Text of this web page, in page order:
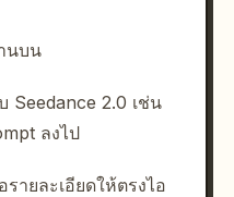
นบน
Seedance 2.0 เช่น
ลงไป
ายละเอียดให้ตรงไอ